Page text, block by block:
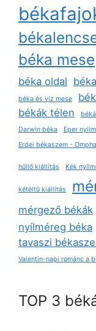
béka mese
béka oldal
béka és víz mese
békák télen
Darwin béka Eper
Erdei békaszem -
hüllő kiállítás Kék
kétéltű kiállítás
mérgező békák
nyílméreg béka
tavaszi
Valentin-napi románc a
TOP 3